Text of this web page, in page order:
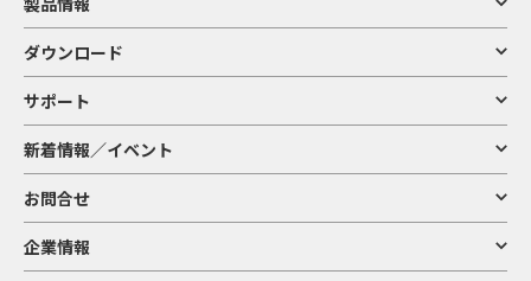
ダウンロード
サポート
新着情報／イベント
お問合せ
企業情報